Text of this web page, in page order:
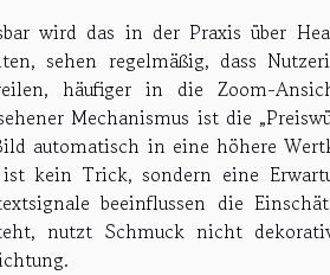
wird das in der Praxis über
sehen regelmäßig, dass
häufiger in die Zoom-
Mechanismus ist die
automatisch in eine höhere
kein Trick, sondern eine
beeinflussen die
nutzt Schmuck nicht